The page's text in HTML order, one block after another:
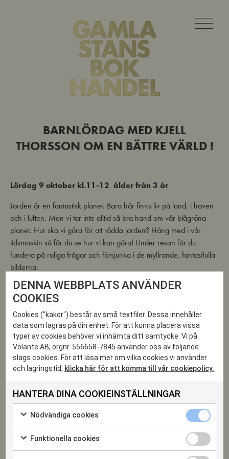
BARNLÖRDAG MED KJELL
THORSSON OM EN BÄTTRE VÄRLD !
Lördag 9 oktober kl.11-12 ålder från 3 år
Jorden är en fantastisk planet. Bara här finns liv på land, i haven
och i luften. Men vi tar inte alltid så bra hand om vår blågröna
planet. Hur ska vi göra för att rädda jorden? Häng med i vår
tidsmaskin så får du se hur vi kan göra! Under resan får du
fundera på roliga frågor och försjunka i de myllrande, fantasifulla
bilderna.
Pyssel och högläsning
Välkommen liten och stor.
9
OKT 2021
DENNA WEBBPLATS ANVÄNDER
COOKIES
Cookies ("kakor") består av små textfiler. Dessa innehåller
data som lagras på din enhet. För att kunna placera vissa
typer av cookies behöver vi inhämta ditt samtycke. Vi på
Volante AB, orgnr. 556658-7845 använder oss av följande
slags cookies. För att läsa mer om vilka cookies vi använder
och lagringstid, klicka här för att komma till vår cookiepolicy.
HANTERA DINA COOKIEINSTÄLLNINGAR
Nödvändiga cookies
att
samtycka
Nödvändiga
cookies
kryssruta
Funktionella cookies
Funktionella
cookies
kryssruta